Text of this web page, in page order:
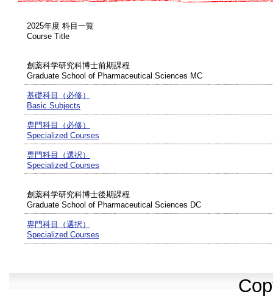
2025年度 科目一覧
Course Title
創薬科学研究科博士前期課程
Graduate School of Pharmaceutical Sciences MC
基礎科目（必修）
Basic Subjects
専門科目（必修）
Specialized Courses
専門科目（選択）
Specialized Courses
創薬科学研究科博士後期課程
Graduate School of Pharmaceutical Sciences DC
専門科目（選択）
Specialized Courses